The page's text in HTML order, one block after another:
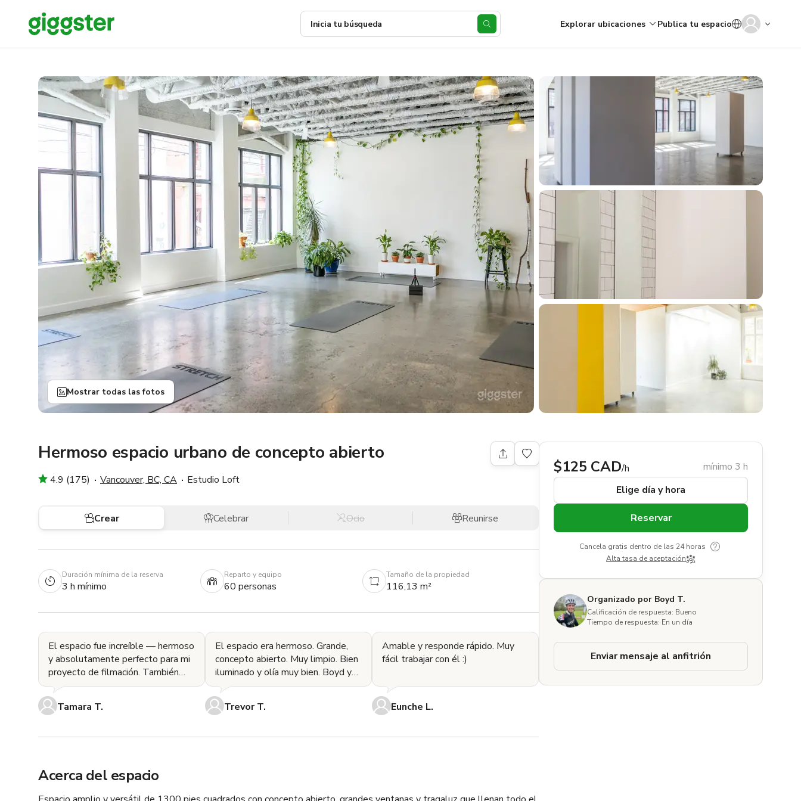
Inicia tu búsqueda Explorar ubicaciones Publica tu espacio
Mostrar todas las fotos
Hermoso espacio urbano de concepto abierto
4.9 (175) Vancouver, BC, CA Estudio Loft
Crear Celebrar Ocio Reunirse
Duración mínima de la reserva
3 h mínimo
Reparto y equipo
60 personas
Tamaño de la propiedad
116,13 m²
El espacio fue increíble — hermoso
y absolutamente perfecto para mi
proyecto de filmación. También
estoy muy agradecido por el apoyo
del personal
Tamara T.
El espacio era hermoso. Grande,
concepto abierto. Muy limpio. Bien
iluminado y olía muy bien. Boyd y
su equipo fueron muy
complacientes.
Trevor T.
Amable y responde rápido. Muy
fácil trabajar con él :)
Eunche L.
Acerca del espacio
$125 CAD/h
mínimo 3 h
Elige día y hora
Reservar
Cancela gratis dentro de las 24 horas
Alta tasa de aceptación
Organizado por Boyd T.
Calificación de respuesta: Bueno
Tiempo de respuesta: En un día
Enviar mensaje al anfitrión